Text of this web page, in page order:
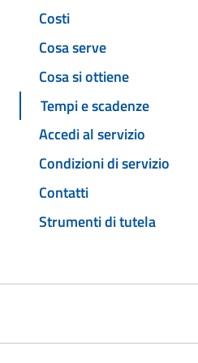
Costi
Cosa serve
Cosa si ottiene
Tempi e scadenze
Accedi al servizio
Condizioni di servizio
Contatti
Strumenti di tutela